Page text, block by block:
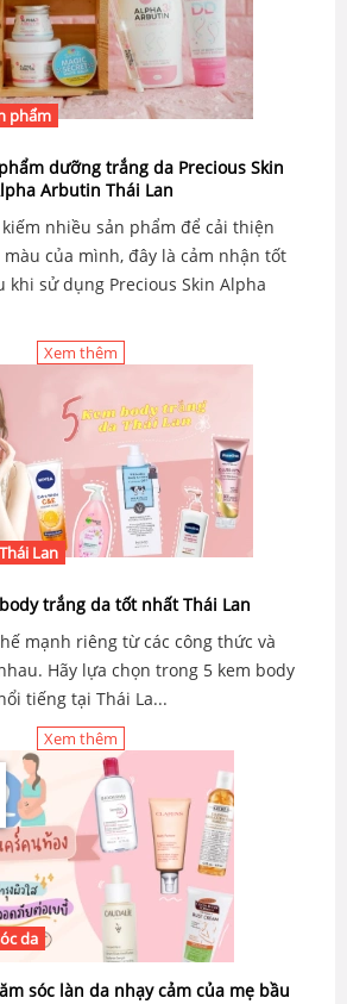
phẩm
dưỡng trắng da Precious Skin
Arbutin Thái Lan
nhiều sản phẩm để cải thiện
của mình, đây là cảm nhận tốt
khi sử dụng Precious Skin Alpha
Xem thêm
Lan
trắng da tốt nhất Thái Lan
mạnh riêng từ các công thức và
Hãy lựa chọn trong 5 kem body
tiếng tại Thái La...
Xem thêm
da
sóc làn da nhạy cảm của mẹ bầu